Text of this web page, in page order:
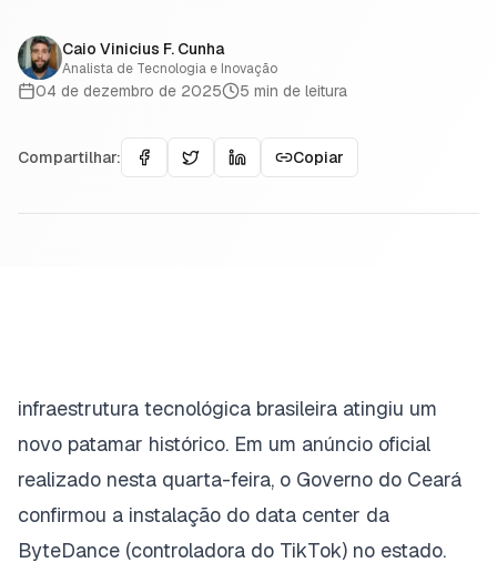
Caio Vinicius F. Cunha
Analista de Tecnologia e Inovação
04 de dezembro de 2025 5 min de leitura
Compartilhar: Copiar
infraestrutura tecnológica brasileira atingiu um
novo patamar histórico. Em um anúncio oficial
realizado nesta quarta-feira, o Governo do Ceará
confirmou a instalação do data center da
ByteDance (controladora do TikTok) no estado.